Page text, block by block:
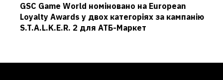
GSC Game World номіновано на European
Loyalty Awards у двох категоріях за кампанію
S.T.A.L.K.E.R. 2 для АТБ-Маркет